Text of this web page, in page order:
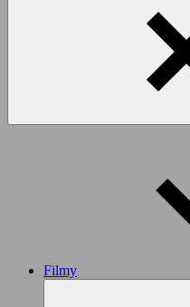
Filmy